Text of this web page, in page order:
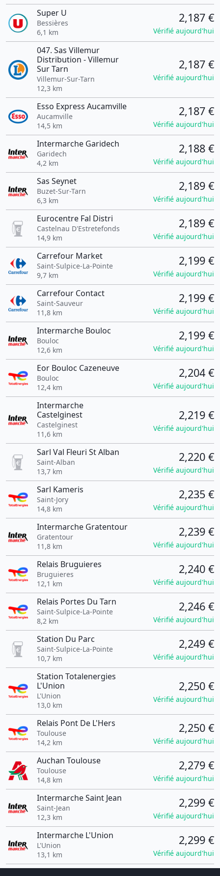
Super U
Bessières
6,1 km
2,187 €
Vérifié aujourd'hui
047. Sas Villemur
Distribution - Villemur
Sur Tarn
Villemur-Sur-Tarn
12,3 km
2,187 €
Vérifié aujourd'hui
Esso Express Aucamville
Aucamville
14,5 km
2,187 €
Vérifié aujourd'hui
Intermarche Garidech
Garidech
4,2 km
2,188 €
Vérifié aujourd'hui
Sas Seynet
Buzet-Sur-Tarn
6,3 km
2,189 €
Vérifié aujourd'hui
Eurocentre Fal Distri
Castelnau D'Estretefonds
14,9 km
2,189 €
Vérifié aujourd'hui
Carrefour Market
Saint-Sulpice-La-Pointe
9,7 km
2,199 €
Vérifié aujourd'hui
Carrefour Contact
Saint-Sauveur
11,8 km
2,199 €
Vérifié aujourd'hui
Intermarche Bouloc
Bouloc
12,6 km
2,199 €
Vérifié aujourd'hui
Eor Bouloc Cazeneuve
Bouloc
12,4 km
2,204 €
Vérifié aujourd'hui
Intermarche
Castelginest
Castelginest
11,6 km
2,219 €
Vérifié aujourd'hui
Sarl Val Fleuri St Alban
Saint-Alban
13,7 km
2,220 €
Vérifié aujourd'hui
Sarl Kameris
Saint-Jory
14,8 km
2,235 €
Vérifié aujourd'hui
Intermarche Gratentour
Gratentour
11,8 km
2,239 €
Vérifié aujourd'hui
Relais Bruguieres
Bruguieres
12,1 km
2,240 €
Vérifié aujourd'hui
Relais Portes Du Tarn
Saint-Sulpice-La-Pointe
8,2 km
2,246 €
Vérifié aujourd'hui
Station Du Parc
Saint-Sulpice-La-Pointe
10,7 km
2,249 €
Vérifié aujourd'hui
Station Totalenergies
L'Union
L'Union
13,0 km
2,250 €
Vérifié aujourd'hui
Relais Pont De L'Hers
Toulouse
14,2 km
2,250 €
Vérifié aujourd'hui
Auchan Toulouse
Toulouse
14,8 km
2,279 €
Vérifié aujourd'hui
Intermarche Saint Jean
Saint-Jean
12,3 km
2,299 €
Vérifié aujourd'hui
Intermarche L'Union
L'Union
13,1 km
2,299 €
Vérifié aujourd'hui